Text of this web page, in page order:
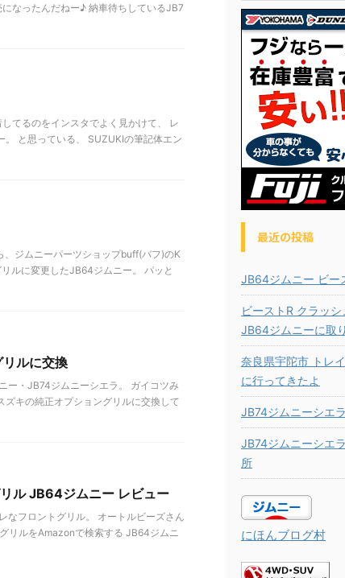
なったんだねー♪ 納車待ちしているJB7
てるのをインスタでよく見かけて、 レ
。 と思っている、 SUZUKIの筆記体エン
ジムニーパーツショップbuff(バフ)のK
ルに変更したJB64ジムニー。 パッと
ルに交換
ー・JB74ジムニーシエラ。 ガイコツみ
キの純正オプショングリルに交換して
ル JB64ジムニー レビュー
なフロントグリル。 オートルビーズさん
リルをAmazonで検索する JB64ジムニ
最近の投稿
JB64ジムニー ビー
ビーストR クラッ
JB64ジムニーに取
奈良県宇陀市 トレ
に行ってきたよ
JB74ジムニーシエ
JB74ジムニーシエ
所
にほんブログ村